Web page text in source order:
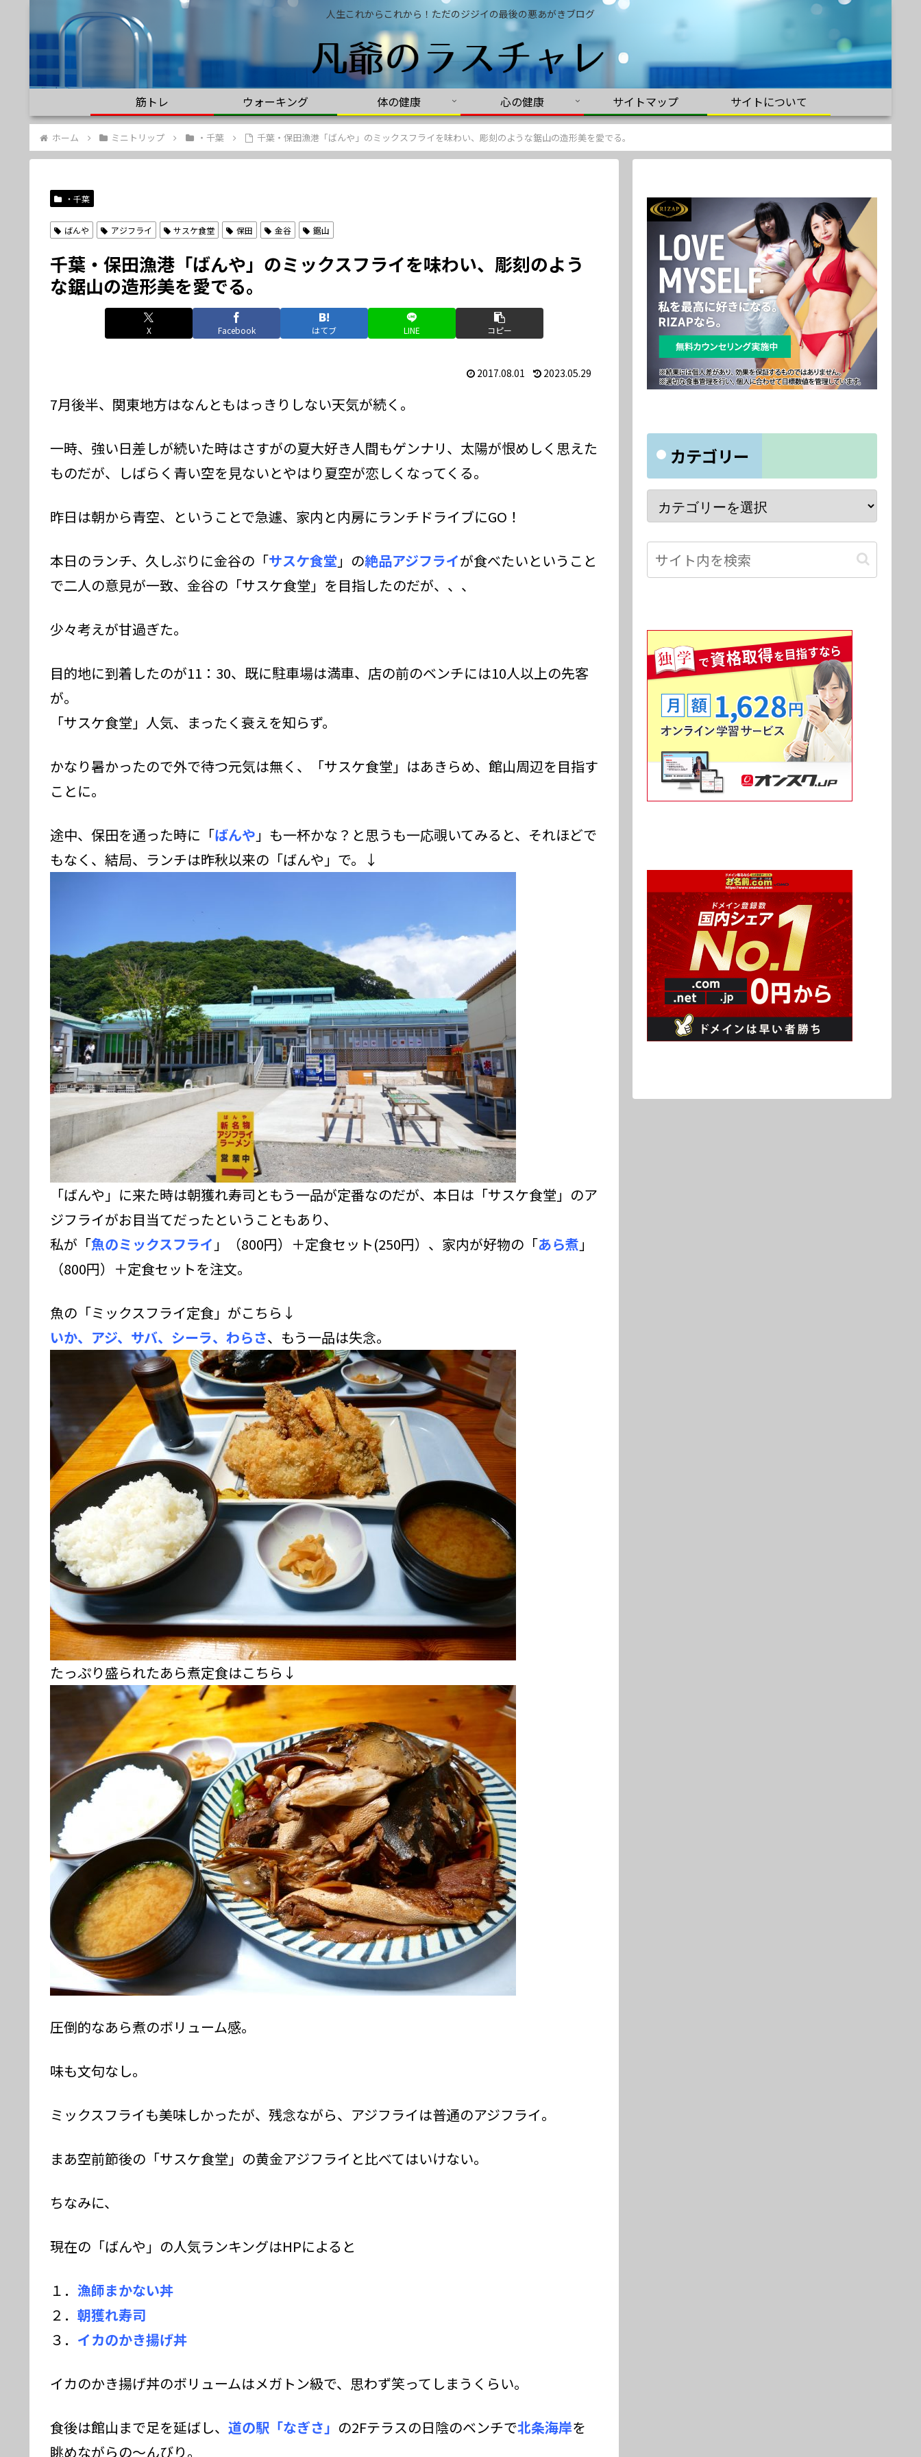
人生これからこれから！ただのジジイの最後の悪あがきブログ
筋トレ ウォーキング 体の健康 心の健康 サイトマップ サイトについて
ホーム ミニトリップ ・千葉 千葉・保田漁港「ばんや」のミックスフライを味わい、彫刻のような鋸山の造形美を愛でる。
・千葉
ばんや アジフライ サスケ食堂 保田 金谷 鋸山
千葉・保田漁港「ばんや」のミックスフライを味わい、彫刻のよう
な鋸山の造形美を愛でる。
X Facebook はてブ LINE コピー
2017.08.01 2023.05.29
7月後半、関東地方はなんともはっきりしない天気が続く。
一時、強い日差しが続いた時はさすがの夏大好き人間もゲンナリ、太陽が恨めしく思えた
ものだが、しばらく青い空を見ないとやはり夏空が恋しくなってくる。
昨日は朝から青空、ということで急遽、家内と内房にランチドライブにGO！
本日のランチ、久しぶりに金谷の「サスケ食堂 」の絶品アジフライが食べたいということ
で二人の意見が一致、金谷の「サスケ食堂」を目指したのだが、、、
少々考えが甘過ぎた。
目的地に到着したのが11：30、既に駐車場は満車、店の前のベンチには10人以上の先客
が。
「サスケ食堂」人気、まったく衰えを知らず。
かなり暑かったので外で待つ元気は無く、「サスケ食堂」はあきらめ、館山周辺を目指す
ことに。
途中、保田を通った時に「ばんや 」も一杯かな？と思うも一応覗いてみると、それほどで
もなく、結局、ランチは昨秋以来の「ばんや」で。↓
「ばんや」に来た時は朝獲れ寿司ともう一品が定番なのだが、本日は「サスケ食堂」のア
ジフライがお目当てだったということもあり、
私が「魚のミックスフライ 」（800円）＋定食セット(250円）、家内が好物の「あら煮 」
（800円）＋定食セットを注文。
魚の「ミックスフライ定食」がこちら↓
いか、アジ、サバ、シーラ、わらさ、もう一品は失念。
たっぷり盛られたあら煮定食はこちら↓
圧倒的なあら煮のボリューム感。
味も文句なし。
ミックスフライも美味しかったが、残念ながら、アジフライは普通のアジフライ。
まあ空前節後の「サスケ食堂」の黄金アジフライと比べてはいけない。
ちなみに、
現在の「ばんや」の人気ランキングはHPによると
１． 漁師まかない丼
２． 朝獲れ寿司
３． イカのかき揚げ丼
イカのかき揚げ丼のボリュームはメガトン級で、思わず笑ってしまうくらい。
食後は館山まで足を延ばし、 道の駅「なぎさ」 の2Fテラスの日陰のベンチで北条海岸を
眺めながらの～んびり。
カテゴリー